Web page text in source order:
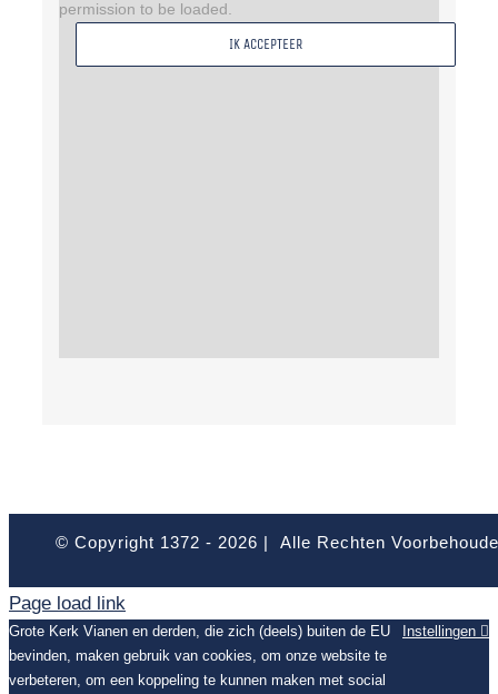
permission to be loaded.
IK ACCEPTEER
© Copyright 1372 - 2026 | Alle Rechten
Page load link
Grote Kerk Vianen en derden, die zich (deels) buiten de EU
bevinden, maken gebruik van cookies, om onze website te
verbeteren, om een koppeling te kunnen maken met social
Instellingen